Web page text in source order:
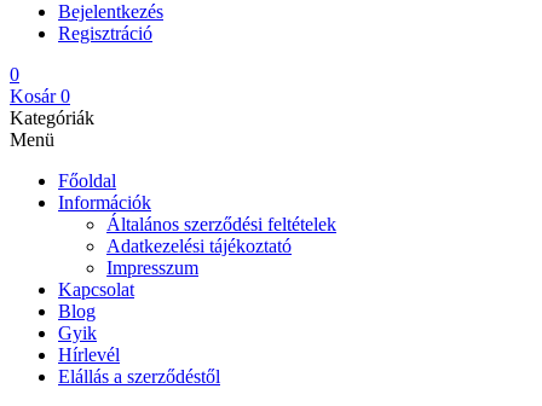
Bejelentkezés
Regisztráció
0
Kosár 0
Kategóriák
Menü
Főoldal
Információk
Általános szerződési feltételek
Adatkezelési tájékoztató
Impresszum
Kapcsolat
Blog
Gyik
Hírlevél
Elállás a szerződéstől